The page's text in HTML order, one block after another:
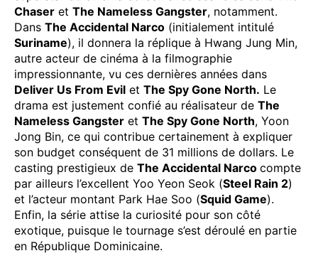
Chaser et The Nameless Gangster, notamment.
Dans The Accidental Narco (initialement intitulé
Suriname), il donnera la réplique à Hwang Jung Min,
autre acteur de cinéma à la filmographie
impressionnante, vu ces dernières années dans
Deliver Us From Evil et The Spy Gone North. Le
drama est justement confié au réalisateur de The
Nameless Gangster et The Spy Gone North, Yoon
Jong Bin, ce qui contribue certainement à expliquer
son budget conséquent de 31 millions de dollars. Le
casting prestigieux de The Accidental Narco compte
par ailleurs l’excellent Yoo Yeon Seok (Steel Rain 2)
et l’acteur montant Park Hae Soo (Squid Game).
Enfin, la série attise la curiosité pour son côté
exotique, puisque le tournage s’est déroulé en partie
en République Dominicaine.